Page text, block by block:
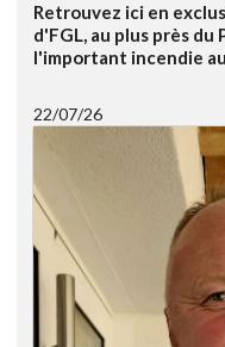
Retrouvez ici en
d'FGL, au plus près
l'important incendie
22/07/26